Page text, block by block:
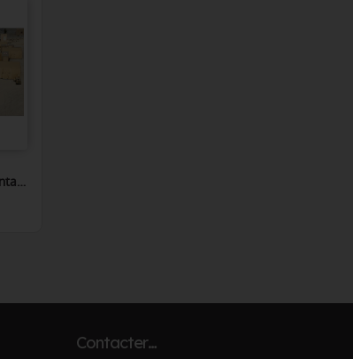
Tentes de décontamination AZF
Contacter…